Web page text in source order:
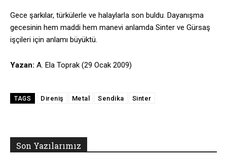
Gece şarkılar, türkülerle ve halaylarla son buldu. Dayanışma
gecesinin hem maddi hem manevi anlamda Sinter ve Gürsaş
işçileri için anlamı büyüktü.
Yazan: A. Ela Toprak (29 Ocak 2009)
TAGS Direniş Metal Sendika Sinter
Son Yazılarımız